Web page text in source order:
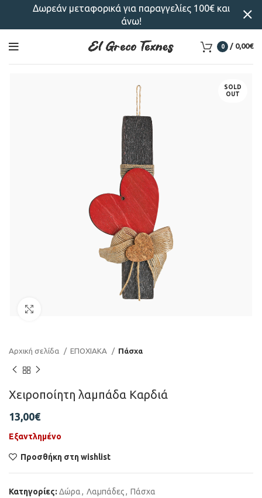
0 / 0,00€
SOLD
OUT
Αρχική σελίδα ΕΠΟΧΙΑΚΑ Πάσχα
Χειροποίητη λαμπάδα Καρδιά
13,00€
Εξαντλημένο
Προσθήκη στη wishlist
Κατηγορίες: Δώρα, Λαμπάδες, Πάσχα
Δωρεάν μεταφορικά για παραγγελίες 100€ και
άνω!